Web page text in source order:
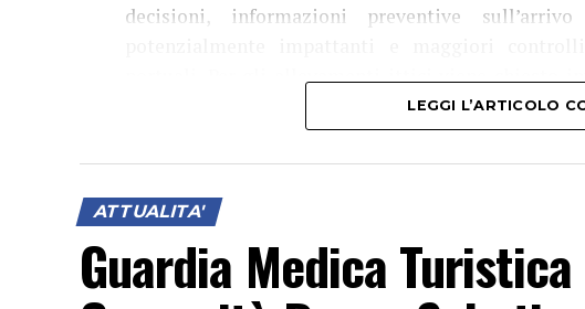
decisioni, informazioni preventive
portuali. Per gli allevamenti ittici viene chiesto
Regione Lazio per arrivare alla delocalizzazione
alla rimozione delle strutture dismesse. Il
aperta a cittadini, associazioni e operatori del
proposte e arrivare a un testo condiviso.
LEGGI L’ARTICOLO
ATTUALITA'
Guardia Medica